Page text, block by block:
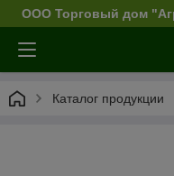
ООО Торговый дом
Каталог продукции